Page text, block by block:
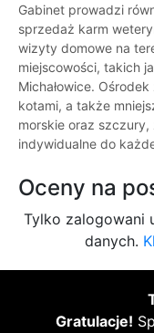
Gabinet prowadzi
sprzedaż karm
wizyty domowe na
miejscowości, takich
Michałowice.
kotami, a także
morskie oraz
indywidualne do
Oceny na
Tylko zalogowani
danych.
Gratulacje!